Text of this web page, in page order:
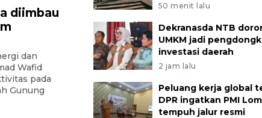
diimbau
dan
Wafid
pada
Gunung
50 menit lalu
Dekranasda NTB
UMKM jadi
investasi daerah
2 jam lalu
Peluang kerja global
DPR ingatkan PMI
tempuh jalur resmi